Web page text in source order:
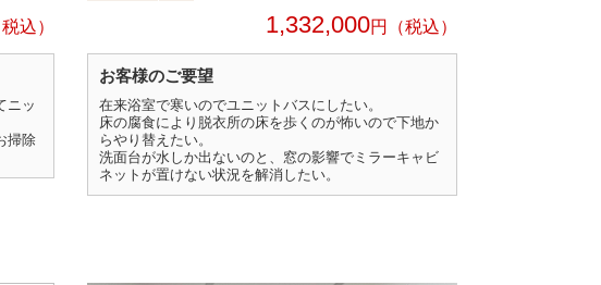
ニッ
掃除
1,332,000円
お客様のご要望
在来浴室で寒いのでユニットバスにしたい。
床の腐食により脱衣所の床を歩くのが怖いので下地か
らやり替えたい。
洗面台が水しか出ないのと、窓の影響でミラーキャビ
ネットが置けない状況を解消したい。